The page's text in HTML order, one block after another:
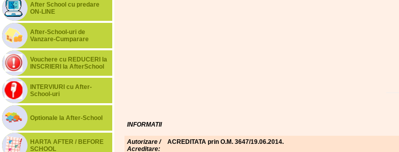
After School cu predare
ON-LINE
After-School-uri de
Vanzare-Cumparare
Vouchere cu REDUCERI la
INSCRIERI la AfterSchool
INTERVIURI cu After-
School-uri
Optionale la After-School
HARTA AFTER / BEFORE
SCHOOL
INFORMATII
Autorizare /
Acreditare:
ACREDITATA prin O.M. 3647/19.06.2014.